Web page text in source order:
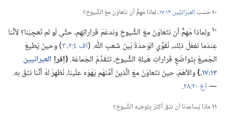
١٠حَسَبَالعِبْرَانِيِّين ١٣:‏١٧
‏،‏ لِماذا مُهِمٌّ أن نتَعاوَنَ معَ الشُّيوخ؟‏
١٠ ولِماذا مُهِمٌّ أن نتَعاوَنَ معَ الشُّيوخِ وندعَمَ قَراراتِهِم،‏ حتَّى لَو لم تُعجِبْنا؟‏ لِأنَّنا
عِندَما نفعَلُ ذلِك،‏ نُقَوِّي الوَحدَةَ بَينَ شَعبِ اللّٰه.‏ (‏اف ٤:‏٢،‏ ٣
‏)‏ وحينَ يُطيعُ
الجَميعُ بِتَواضُعٍ قَراراتِ هَيئَةِ الشُّيوخ،‏ تتَقَدَّمُ الجَماعَة.‏‏(‏إقرإ العبرانيين
١٣:‏١٧
‏.‏)‏والأهَمّ،‏ حينَ نتَعاوَنُ معَ الَّذينَ أمَّنَهُم يَهْوَه علَينا،‏ نُظهِرُ لهُ أنَّنا نثِقُ به.‏
—‏اع ٢٠:‏٢٨ ‏.‏
١١ماذا يُساعِدُنا أن نثِقَ أكثَرَ بِتَوجيهِ الشُّيوخ؟‏